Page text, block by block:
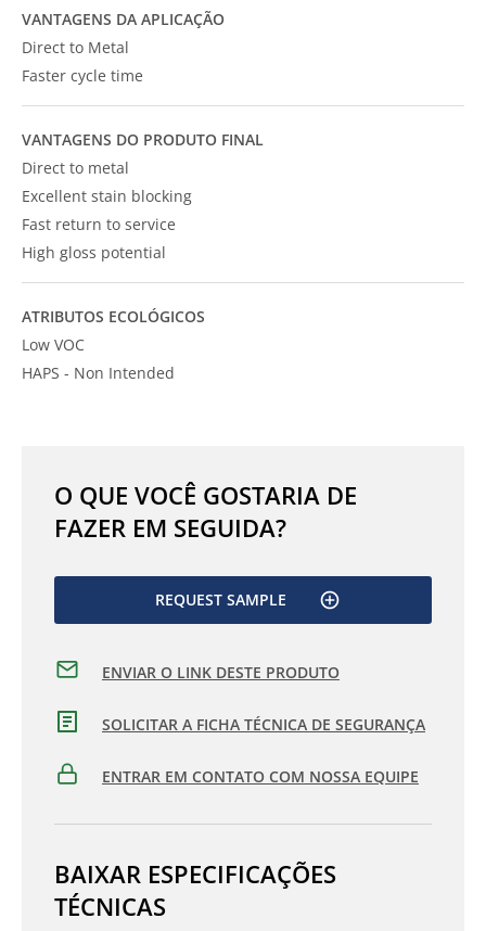
VANTAGENS DA APLICAÇÃO
Direct to Metal
Faster cycle time
VANTAGENS DO PRODUTO FINAL
Direct to metal
Excellent stain blocking
Fast return to service
High gloss potential
ATRIBUTOS ECOLÓGICOS
Low VOC
HAPS - Non Intended
O QUE VOCÊ GOSTARIA DE
FAZER EM SEGUIDA?
REQUEST SAMPLE
ENVIAR O LINK DESTE PRODUTO
SOLICITAR A FICHA TÉCNICA DE SEGURANÇA
ENTRAR EM CONTATO COM NOSSA EQUIPE
BAIXAR ESPECIFICAÇÕES
TÉCNICAS